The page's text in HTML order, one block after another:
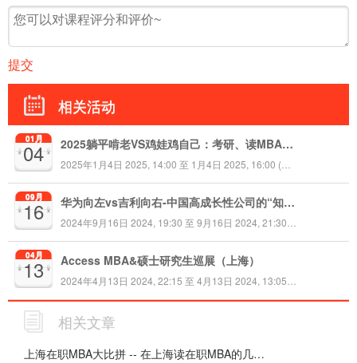
提交
相关活动
04
01月 2025躺平啃老VS鸡娃鸡自己：考研、读MBA还有用吗？（长沙）
16
09月 华为向左vs吉利向右-中国高成长性公司的“知识产权战略管理”的路径探索
13
04月 Access MBA&硕士研究生巡展（上海）
相关文章
上海在职MBA大比拼 -- 在上海读在职MBA的几种方法和价格